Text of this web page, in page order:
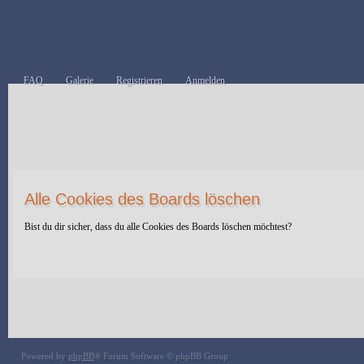
FAQ Galerie Registrieren Anmelden
Alle Cookies des Boards löschen
Bist du dir sicher, dass du alle Cookies des Boards löschen möchtest?
Powered by phpBB® Forum Software © phpBB Group